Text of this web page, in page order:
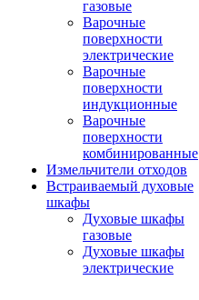
газовые
Варочные
поверхности
электрические
Варочные
поверхности
индукционные
Варочные
поверхности
комбинированные
Измельчители отходов
Встраиваемый духовые
шкафы
Духовые шкафы
газовые
Духовые шкафы
электрические